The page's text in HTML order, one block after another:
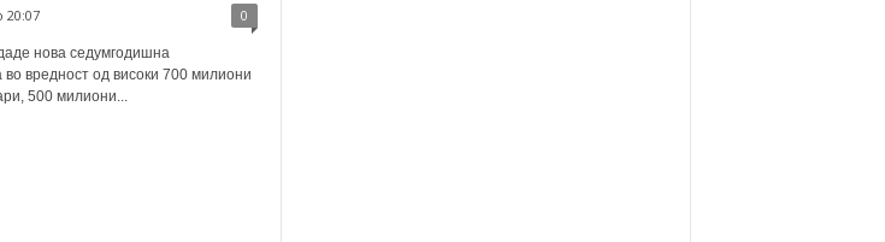
20:07 0
нова седумгодишна
во вредност од високи 700 милиони
500 милиони...